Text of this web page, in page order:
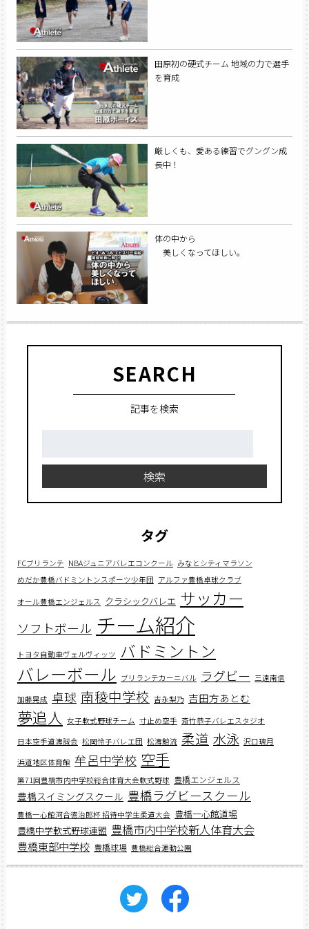
田原初の硬式チーム 地域の力で選手
を育成
厳しくも、愛ある練習でグングン成
長中！
体の中から
美しくなってほしい。
SEARCH
記事を検索
検索
タグ
FCブリランテ NBAジュニアバレエコンクール みなとシティマラソン
めだか豊橋バドミントンスポーツ少年団 アルファ豊橋卓球クラブ
オール豊橋エンジェルス クラシックバレエ サッカー
ソフトボール チーム紹介
トヨタ自動車ヴェルヴィッツ バドミントン
バレーボール ブリランテカーニバル ラグビー 三遠南信
加藤晃成 卓球 南稜中学校 吉永梨乃 吉田方あとむ
夢追人 女子軟式野球チーム 寸止め空手 斎竹恭子バレエスタジオ
日本空手道濤誠会 松岡怜子バレエ団 松濤館流 柔道 水泳 沢口璃月
浜道地区体育館 牟呂中学校 空手
第71回豊橋市内中学校総合体育大会軟式野球 豊橋エンジェルス
豊橋スイミングスクール 豊橋ラグビースクール
豊橋一心館河合徳治郎杯 招待中学生柔道大会 豊橋一心館道場
豊橋中学軟式野球連盟 豊橋市内中学校新人体育大会
豊橋東部中学校 豊橋球場 豊橋総合運動公園